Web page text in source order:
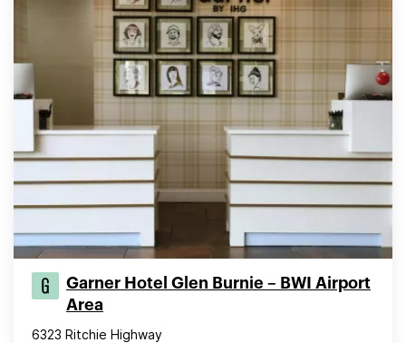
Garner Hotel Glen Burnie – BWI Airport
Area
6323 Ritchie Highway